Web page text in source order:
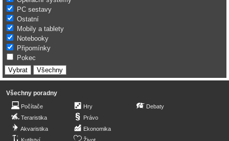
PC sestavy
Ostatní
Mobily a tablety
Notebooky
Připomínky
Pokec
Všechny poradny
Počítače
Teraristika
Akvaristika
Hry
Právo
Ekonomika
Debaty